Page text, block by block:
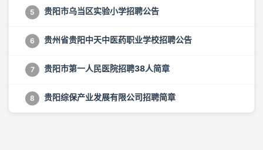
5 贵阳市乌当区实验小学招聘公告
6 贵州省贵阳中天中医药职业学校招聘公告
7 贵阳市第一人民医院招聘38人简章
8 贵阳综保产业发展有限公司招聘简章